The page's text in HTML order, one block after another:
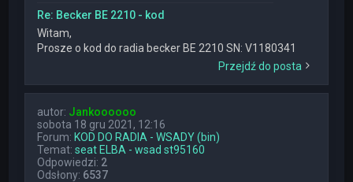
Re: Becker BE 2210 - kod
Witam,
Prosze o kod do radia becker BE 2210 SN: V1180341
Przejdź do posta
autor: Jankoooooo
sobota 18 gru 2021, 12:16
Forum:KOD DO RADIA - WSADY (bin)
Temat:seat ELBA - wsad st95160
Odpowiedzi: 2
Odsłony: 6537